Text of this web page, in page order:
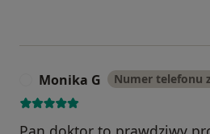
Monika G Numer telefonu